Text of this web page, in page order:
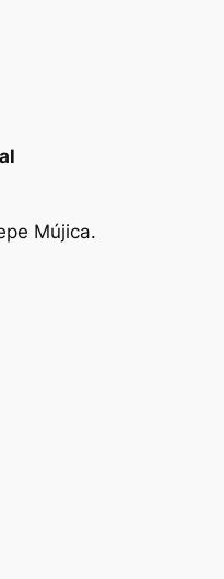
Mújica.